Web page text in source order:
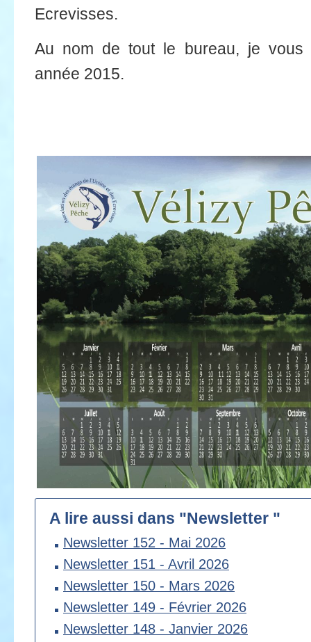
Ecrevisses.
Au nom de tout le bureau, je vous
année 2015.
A lire aussi dans "Newsletter "
Newsletter 152 - Mai 2026
Newsletter 151 - Avril 2026
Newsletter 150 - Mars 2026
Newsletter 149 - Février 2026
Newsletter 148 - Janvier 2026